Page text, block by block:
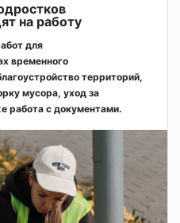
на работу
для
временного
территорий,
мусора, уход за
работа с документами.